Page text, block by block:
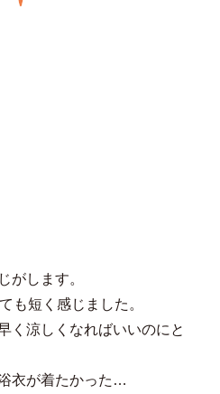
がします。
も短く感じました。
く涼しくなればいいのにと
衣が着たかった…